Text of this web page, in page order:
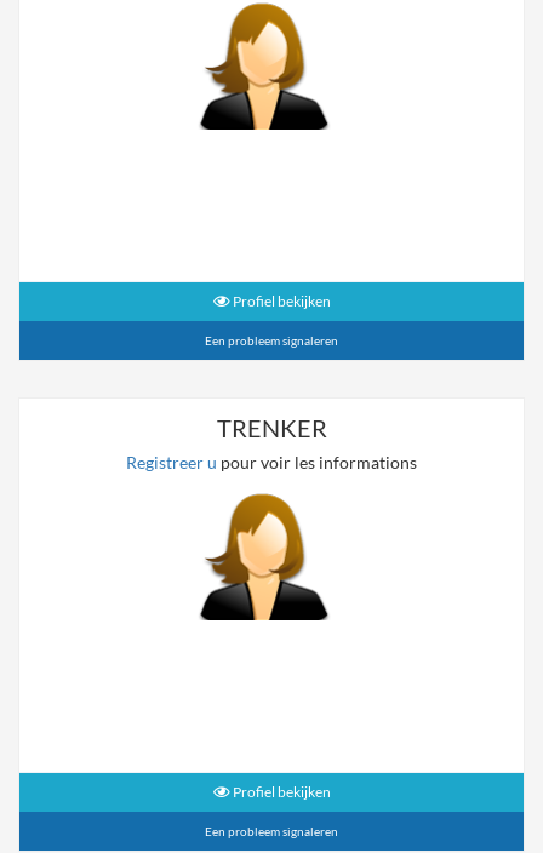
Profiel bekijken
Een probleem signaleren
TRENKER
Registreer u pour voir les informations
Profiel bekijken
Een probleem signaleren